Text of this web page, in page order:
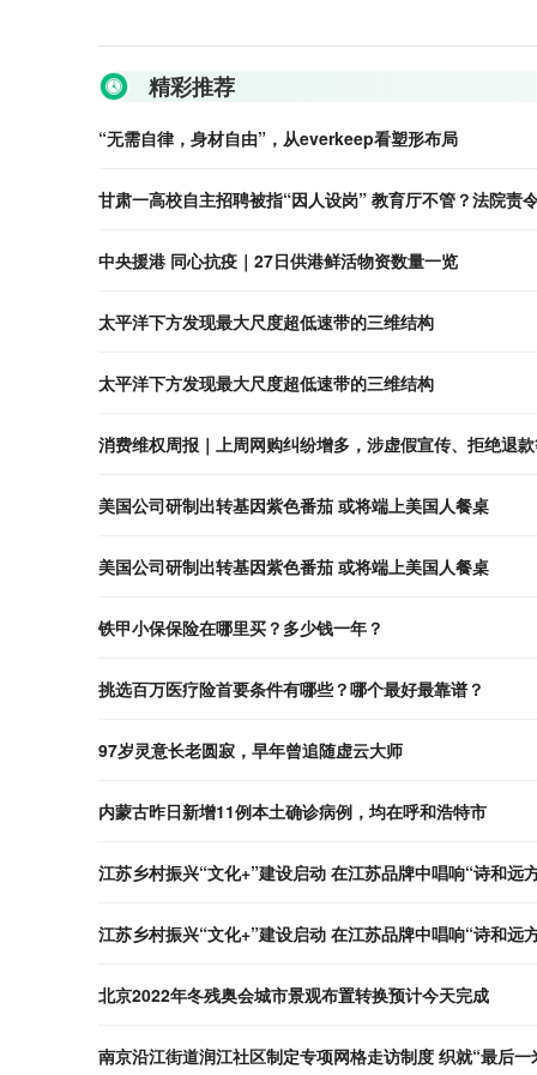
精彩推荐
“无需自律，身材自由”，从everkeep看塑形布局
甘肃一高校自主招聘被指“因人设岗” 教育厅
中央援港 同心抗疫｜27日供港鲜活物资数量一览
太平洋下方发现最大尺度超低速带的三维结构
太平洋下方发现最大尺度超低速带的三维结构
消费维权周报｜上周网购纠纷增多，涉虚假宣传、拒绝退
美国公司研制出转基因紫色番茄 或将端上美国人餐桌
美国公司研制出转基因紫色番茄 或将端上美国人餐桌
铁甲小保保险在哪里买？多少钱一年？
挑选百万医疗险首要条件有哪些？哪个最好最靠谱？
97岁灵意长老圆寂，早年曾追随虚云大师
内蒙古昨日新增11例本土确诊病例，均在呼和浩特市
江苏乡村振兴“文化+”建设启动 在江苏品牌中唱响“诗和远
江苏乡村振兴“文化+”建设启动 在江苏品牌中唱响“诗和远
北京2022年冬残奥会城市景观布置转换预计今天完成
南京沿江街道润江社区制定专项网格走访制度 织就“最后一